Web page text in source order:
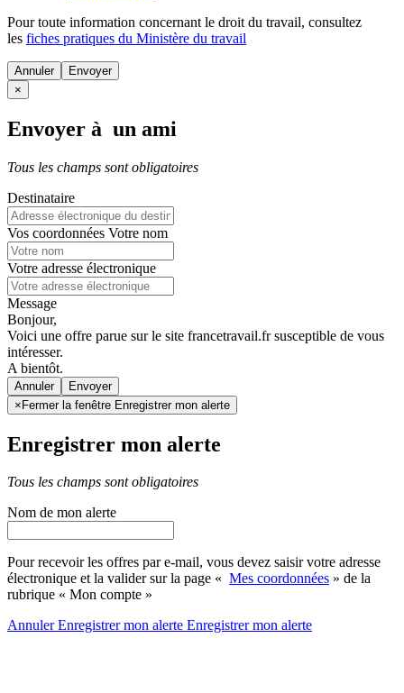
Pour toute information concernant le droit du travail, consultez
les fiches pratiques du Ministère du travail
Annuler
×
Envoyer à un ami
Tous les champs sont obligatoires
Destinataire
Vos coordonnées Votre nom
Votre adresse électronique
Message
Bonjour,
Voici une offre parue sur le site francetravail.fr susceptible de vous
intéresser.
A bientôt.
Annuler
×Fermer la fenêtre Enregistrer mon alerte
Enregistrer mon alerte
Tous les champs sont obligatoires
Nom de mon alerte
Pour recevoir les offres par e-mail, vous devez saisir votre adresse
électronique et la valider sur la page « Mes coordonnées » de la
rubrique « Mon compte »
AnnulerEnregistrer mon alerte Enregistrermon alerte